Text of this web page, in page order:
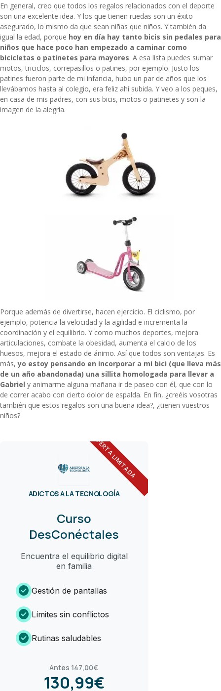
En general, creo que todos los regalos relacionados con el deporte
son una excelente idea. Y los que tienen ruedas son un éxito
asegurado, lo mismo da que sean niñas que niños. Y también da
igual la edad, porque hoy en día hay tanto bicis sin pedales para
niños que hace poco han empezado a caminar como
bicicletas o patinetes para mayores. A esa lista puedes sumar
motos, triciclos, correpasillos o patines, por ejemplo. Justo los
patines fueron parte de mi infancia, hubo un par de años que los
llevábamos hasta al colegio, era feliz ahí subida. Y veo a los peques,
en casa de mis padres, con sus bicis, motos o patinetes y son la
imagen de la alegría.
Porque además de divertirse, hacen ejercicio. El ciclismo, por
ejemplo, potencia la velocidad y la agilidad e incrementa la
coordinación y el equilibrio. Y como muchos deportes, mejora
articulaciones, combate la obesidad, aumenta el calcio de los
huesos, mejora el estado de ánimo. Así que todos son ventajas. Es
más,yo estoy pensando en incorporar a mi bici (que lleva más
de un año abandonada) una sillita homologada para llevar a
Gabriel y animarme alguna mañana ir de paseo con él, que con lo
de correr acabo con cierto dolor de espalda. En fin, ¿creéis vosotras
también que estos regalos son una buena idea?, ¿tienen vuestros
niños?
OFERTA LIMITADA
ADICTOS A LA TECNOLOGÍA
Curso
DesConéctales
Encuentra el equilibrio digital
en familia
check_circle Gestión de pantallas
check_circle Límites sin conflictos
check_circle Rutinas saludables
Antes 147,00€
130,99€